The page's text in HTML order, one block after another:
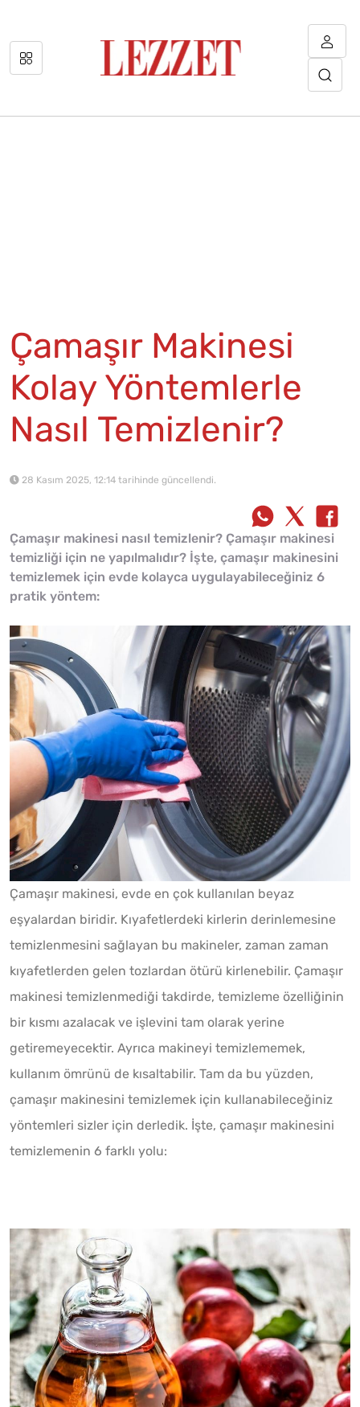
Çamaşır Makinesi
Kolay Yöntemlerle
Nasıl Temizlenir?
28 Kasım 2025, 12:14 tarihinde güncellendi.
Çamaşır makinesi nasıl temizlenir? Çamaşır makinesi
temizliği için ne yapılmalıdır? İşte, çamaşır makinesini
temizlemek için evde kolayca uygulayabileceğiniz 6
pratik yöntem:
Çamaşır makinesi, evde en çok kullanılan beyaz
eşyalardan biridir. Kıyafetlerdeki kirlerin derinlemesine
temizlenmesini sağlayan bu makineler, zaman zaman
kıyafetlerden gelen tozlardan ötürü kirlenebilir. Çamaşır
makinesi temizlenmediği takdirde, temizleme özelliğinin
bir kısmı azalacak ve işlevini tam olarak yerine
getiremeyecektir. Ayrıca makineyi temizlememek,
kullanım ömrünü de kısaltabilir. Tam da bu yüzden,
çamaşır makinesini temizlemek için kullanabileceğiniz
yöntemleri sizler için derledik. İşte, çamaşır makinesini
temizlemenin 6 farklı yolu: